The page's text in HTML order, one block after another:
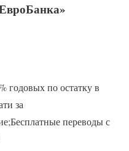
годовых по остатку в
за
переводы с